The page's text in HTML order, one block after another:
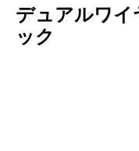
デュアルワイ
ック